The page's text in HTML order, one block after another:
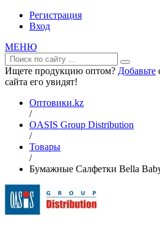
Регистрация
Вход
МЕНЮ
Ищете продукцию оптом? Добавьте
сайта его увидят!
Оптовики.kz
/
OASIS Group Distribution
/
Товары
/
Бумажные Салфетки Bella